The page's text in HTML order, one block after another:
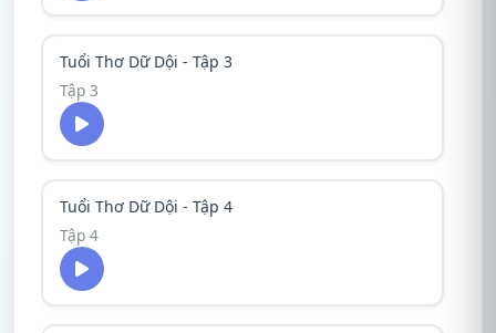
Tuổi Thơ Dữ Dội - Tập 3
Tập 3
Tuổi Thơ Dữ Dội - Tập 4
Tập 4